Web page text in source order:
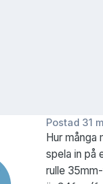
Postad 31
Hur många
spela in på
rulle